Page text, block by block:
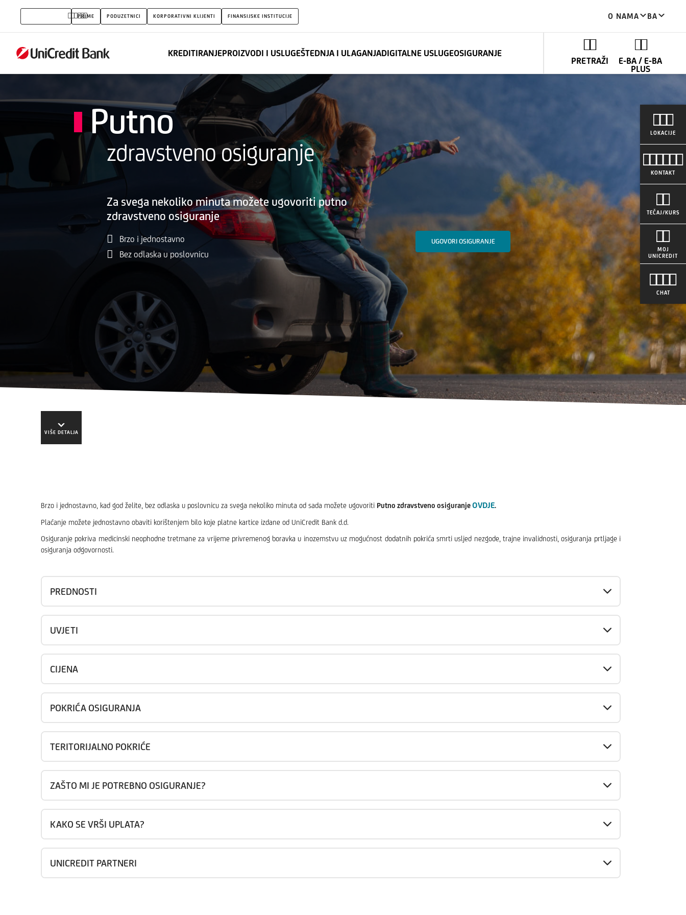
Putno
zdravstveno
osiguranje
PRIME PODUZETNICI KORPORATIVNI KLIJENTI FINANSIJSKE INSTITUCIJE O NAMA BA
KREDITIRANJEPROIZVODI I USLUGEŠTEDNJA I ULAGANJADIGITALNE USLUGEOSIGURANJE
PRETRAŽI
E-BA / E-BA
PLUS
LOKACIJE
KONTAKT
TEČAJ/KURS
MOJ
UNICREDIT
CHAT
Putno
zdravstveno osiguranje
Za svega nekoliko minuta možete ugovoriti putno
zdravstveno osiguranje
Brzo i jednostavno
Bez odlaska u poslovnicu
UGOVORI OSIGURANJE
VIŠE DETALJA
Brzo i jednostavno, kad god želite, bez odlaska u poslovnicu za svega nekoliko minuta od sada možete ugovoriti Putno zdravstveno osiguranjeOVDJE.
Plaćanje možete jednostavno obaviti korištenjem bilo koje platne kartice izdane od UniCredit Bank d.d.
Osiguranje pokriva medicinski neophodne tretmane za vrijeme privremenog boravka u inozemstvu uz mogućnost dodatnih pokrića smrti usljed nezgode, trajne invalidnosti, osiguranja prtljage i
osiguranja odgovornosti.
PREDNOSTI
UVJETI
CIJENA
POKRIĆA OSIGURANJA
TERITORIJALNO POKRIĆE
ZAŠTO MI JE POTREBNO OSIGURANJE?
KAKO SE VRŠI UPLATA?
UNICREDIT PARTNERI